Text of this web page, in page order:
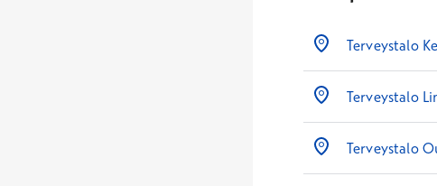
Terveystalo
Terveystalo
Terveystalo